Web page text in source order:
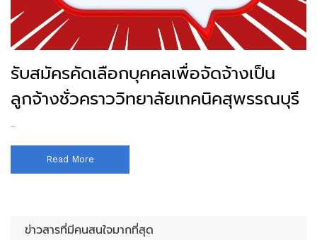
รับสมัครคัดเลือกบุคคลเพื่อจัดจ้างเป็น
ลูกจ้างชั่วคราววิทยาลัยเทคนิคสุพรรณบุรี
...
Read More
ข่าวสารที่มีคนสนใจมากที่สุด